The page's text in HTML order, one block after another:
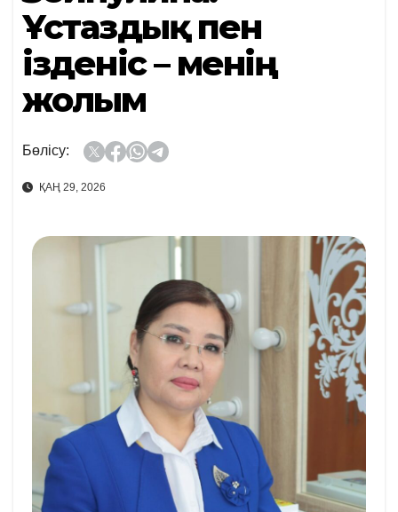
Ұстаздық пен
ізденіс – менің
жолым
Бөлісу:
ҚАҢ 29, 2026